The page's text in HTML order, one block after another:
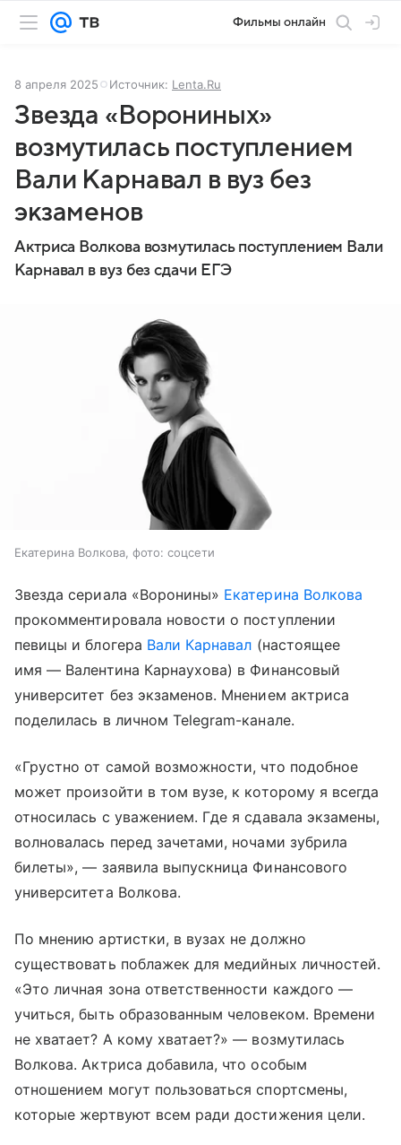
Фильмы онлайн
8 апреля 2025 Источник: Lenta.Ru
Звезда «Ворониных»
возмутилась поступлением
Вали Карнавал в вуз без
экзаменов
Актриса Волкова возмутилась поступлением Вали
Карнавал в вуз без сдачи ЕГЭ
Екатерина Волкова, фото: соцсети
Звезда сериала «Воронины» Екатерина Волкова
прокомментировала новости о поступлении
певицы и блогера Вали Карнавал (настоящее
имя — Валентина Карнаухова) в Финансовый
университет без экзаменов. Мнением актриса
поделилась в личном Telegram-канале.
«Грустно от самой возможности, что подобное
может произойти в том вузе, к которому я всегда
относилась с уважением. Где я сдавала экзамены,
волновалась перед зачетами, ночами зубрила
билеты», — заявила выпускница Финансового
университета Волкова.
По мнению артистки, в вузах не должно
существовать поблажек для медийных личностей.
«Это личная зона ответственности каждого —
учиться, быть образованным человеком. Времени
не хватает? А кому хватает?» — возмутилась
Волкова. Актриса добавила, что особым
отношением могут пользоваться спортсмены,
которые жертвуют всем ради достижения цели.